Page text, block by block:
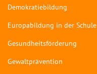
Demokratiebildung
Europabildung in der Schule
Gesundheitsförderung
Gewaltprävention